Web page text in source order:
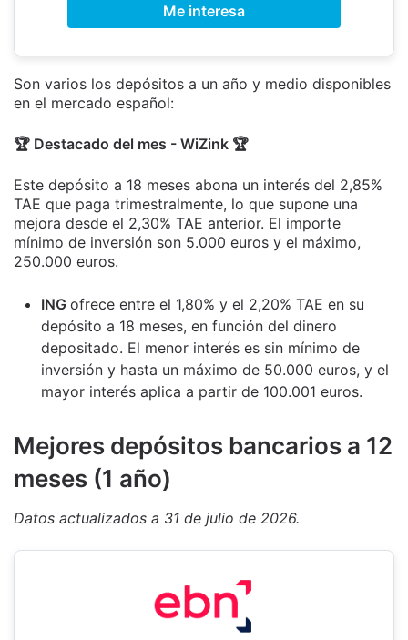
Me interesa
Son varios los depósitos a un año y medio disponibles
en el mercado español:
🏆 Destacado del mes - WiZink 🏆
Este depósito a 18 meses abona un interés del 2,85%
TAE que paga trimestralmente, lo que supone una
mejora desde el 2,30% TAE anterior. El importe
mínimo de inversión son 5.000 euros y el máximo,
250.000 euros.
ING ofrece entre el 1,80% y el 2,20% TAE en su
depósito a 18 meses, en función del dinero
depositado. El menor interés es sin mínimo de
inversión y hasta un máximo de 50.000 euros, y el
mayor interés aplica a partir de 100.001 euros.
Mejores depósitos bancarios a 12
meses (1 año)
Datos actualizados a 31 de julio de 2026.